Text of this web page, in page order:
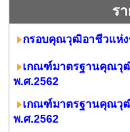
ร
กรอบคุณวุฒิอาชีวแห่ง
เกณฑ์มาตรฐานคุณวุ
พ.ศ.2562
เกณฑ์มาตรฐานคุณวุ
พ.ศ.2562